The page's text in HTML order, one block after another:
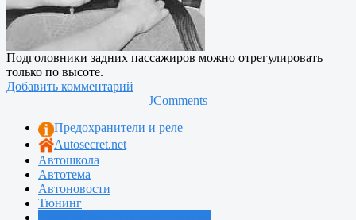
Подголовники задних пассажиров можно отрегулировать
только по высоте.
Добавить комментарий
JComments
Предохранители и реле
Autosecret.net
Автошкола
Автотема
Автоновости
Тюнинг